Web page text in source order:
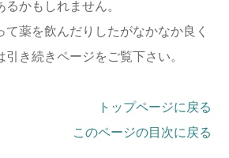
かもしれません。
て薬を飲んだりしたがなかなか良く
き続きページをご覧下さい。
トップページに戻る
このページの目次に戻る